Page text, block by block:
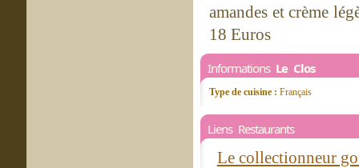
amandes et crème
18 Euros
Informations Le Clos
Type de cuisine : Français
Liens Restaurants
Le collectionneur